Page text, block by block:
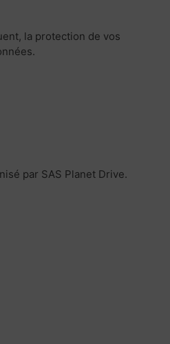
la protection de vos
par SAS Planet Drive.